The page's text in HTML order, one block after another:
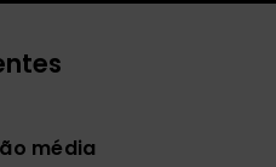
média